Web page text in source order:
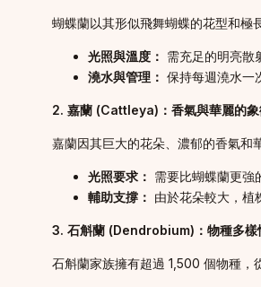
蝴蝶蘭以其形似飛舞蝴蝶的花型和極
光照與溫度： 需充足的明亮散
澆水與管理： 保持每週澆水一
2. 嘉蘭 (Cattleya)：香氣與華麗的
嘉蘭因其巨大的花朵、濃郁的香氣和
光照要求： 需要比蝴蝶蘭更強
輔助支撐： 由於花朵較大，植
3. 石斛蘭 (Dendrobium)：物種多樣
石斛蘭家族擁有超過 1,500 個物種，